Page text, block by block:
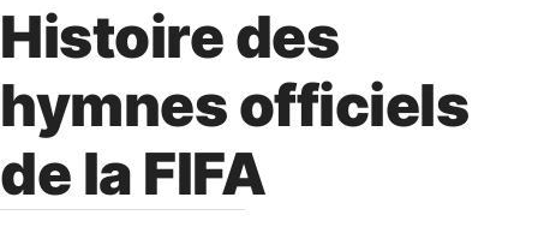
Histoire des
hymnes officiels
de la FIFA